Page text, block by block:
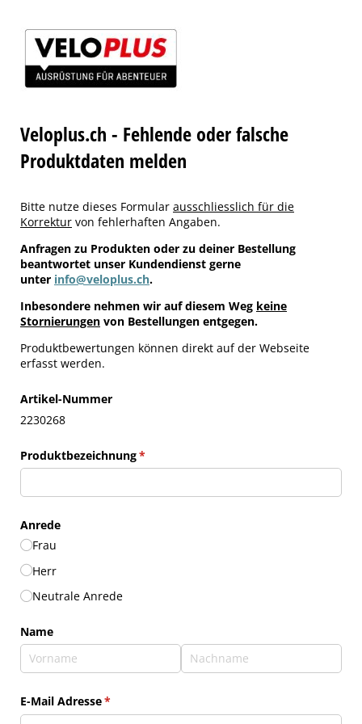
Veloplus.ch - Fehlende oder falsche
Produktdaten melden
Bitte nutze dieses Formular ausschliesslich für die
Korrektur von fehlerhaften Angaben.
Anfragen zu Produkten oder zu deiner Bestellung
beantwortet unser Kundendienst gerne
unter info@veloplus.ch.
Inbesondere nehmen wir auf diesem Weg keine
Stornierungen von Bestellungen entgegen.
Produktbewertungen können direkt auf der Webseite
erfasst werden.
Artikel-Nummer
2230268
Produktbezeichnung*
(erforderlich)
Anrede
Frau
Herr
Neutrale Anrede
Name
E-Mail Adresse*
(erforderlich)